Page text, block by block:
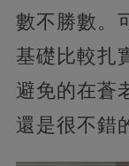
數不勝數。
基礎比較扎
避免的在蒼
還是很不錯